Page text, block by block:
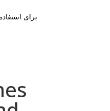
برای